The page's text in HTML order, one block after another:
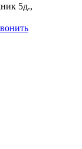
5д.,